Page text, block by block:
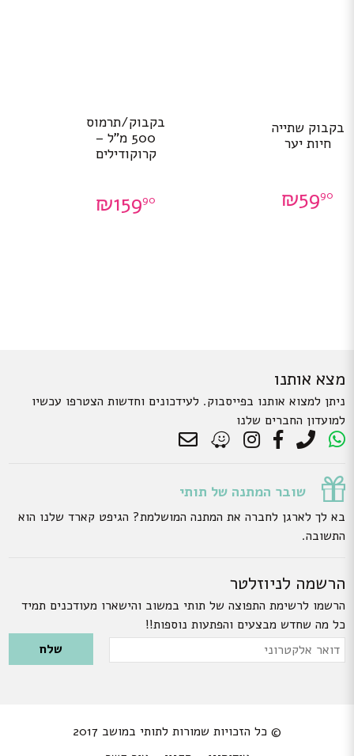
בקבוק שתייה
חיות יער
₪5990
בקבוק/תרמוס
500 מ”ל –
קרוקודילים
₪15990
מצא אותנו
ניתן למצוא אותנו בפייסבוק. לעידכונים וחדשות הצטרפו עכשיו
למועדון החברים שלנו
שובר המתנה של תותי
בא לך לארגן לחברה את המתנה המושלמת? הגיפט קארד שלנו הוא
התשובה.
הרשמה לניוזלטר
הרשמו לרשימת התפוצה של תותי במשוב והישארו מעודכנים תמיד
כל מה שחדש מבצעים והפתעות נוספות!!
Please leave this field empty.
דואר
© כל הזכויות שמורות לתותי במושב 2017